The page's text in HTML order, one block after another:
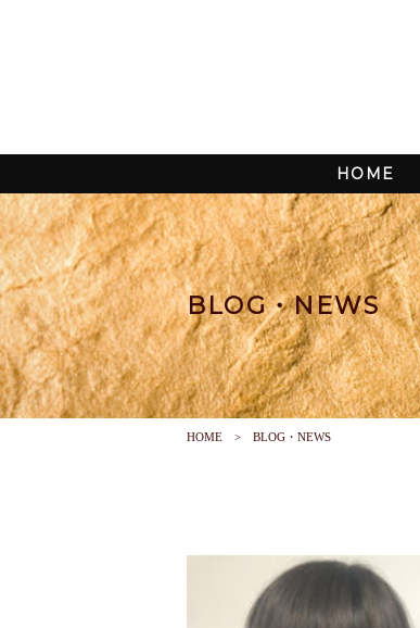
HOME
BLOG・NEWS
HOME BLOG・NEWS